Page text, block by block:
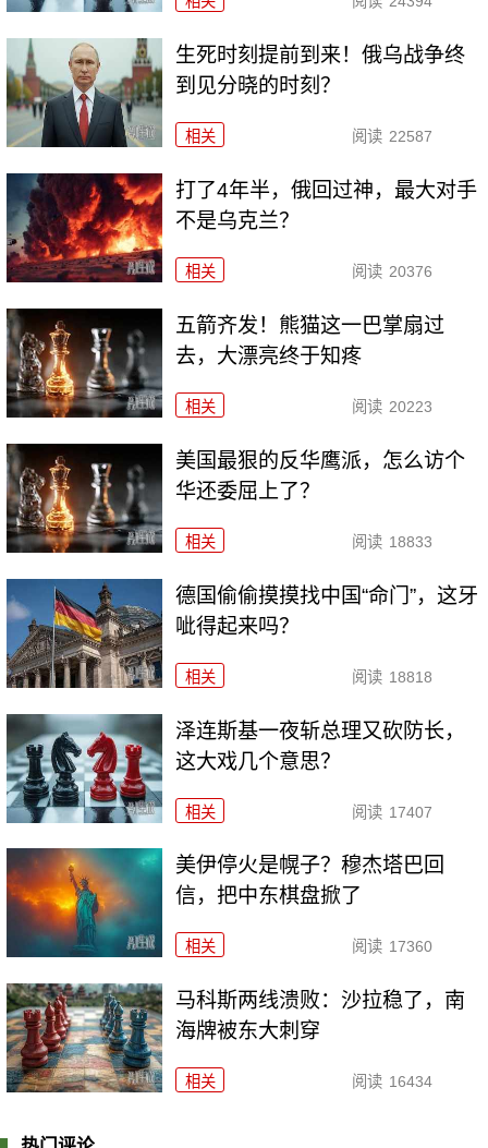
生死时刻提前到来！俄乌战争终
到见分晓的时刻？
相关 阅读 22587
打了4年半，俄回过神，最大对手
不是乌克兰？
相关 阅读 20376
五箭齐发！熊猫这一巴掌扇过
去，大漂亮终于知疼
相关 阅读 20223
美国最狠的反华鹰派，怎么访个
华还委屈上了？
相关 阅读 18833
德国偷偷摸摸找中国“命门”，这牙
呲得起来吗？
相关 阅读 18818
泽连斯基一夜斩总理又砍防长，
这大戏几个意思？
相关 阅读 17407
美伊停火是幌子？穆杰塔巴回
信，把中东棋盘掀了
相关 阅读 17360
马科斯两线溃败：沙拉稳了，南
海牌被东大刺穿
相关 阅读 16434